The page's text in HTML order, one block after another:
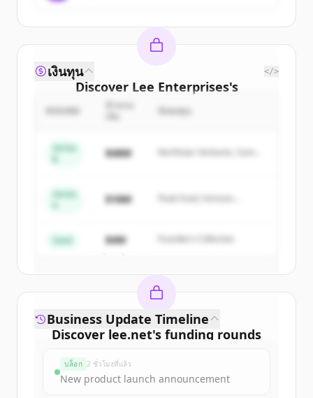
Discover Lee Enterprises's
competitors
ofLee Enterprises.
New accounts include trial credits to
มีบัญชีอยู่แล้วใช่ไหม
เงินทุน </>
นักลงทุน
Series
$48M
Northstar Ventures, Summit
Series
$18M
Peak Fund, Horizon
Seed $4M Founders Collective
Discover lee.net's funding rounds
Sign up for free to view all
roundsoflee.net.
Business Update Timeline
บล็อก 2 ชั่วโมงที่แล้ว
New product launch announcement